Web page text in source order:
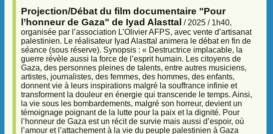
Projection/Débat du film documentaire "Pour
l’honneur de Gaza" de Iyad Alasttal / 2025 / 1h40,
organisée par l’association L’Olivier AFPS, avec vente d’artisanat
palestinien. Le réalisateur Iyad Alasttal animera le débat en fin de
séance (sous réserve). Synopsis : « Destructrice implacable, la
guerre révèle aussi la force de l’esprit humain. Les citoyens de
Gaza, des personnes pleines de talents, entre autres musiciens,
artistes, journalistes, des femmes, des hommes, des enfants,
donnent vie à leurs inspirations malgré la souffrance infinie et
transforment la douleur en énergie qui transcende le temps. Ainsi,
la vie sous les bombardements, malgré son horreur, devient un
témoignage poignant de la lutte pour la paix et la dignité. Pour
l’honneur de Gaza est un récit de survie mais aussi d’espoir, où
l’amour et l’attachement à la vie du peuple palestinien à Gaza